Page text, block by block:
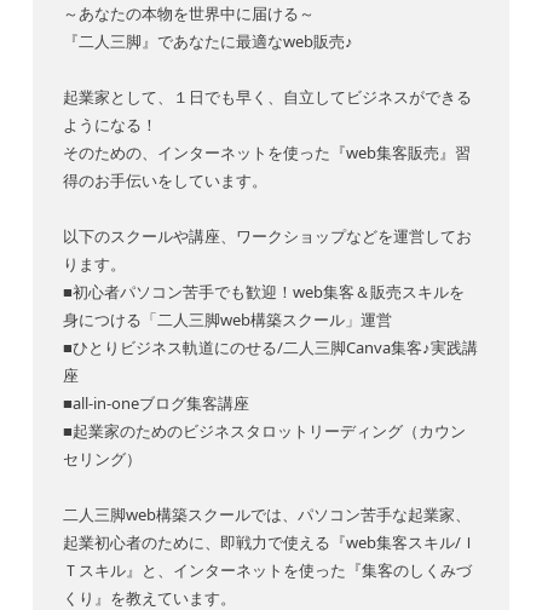
～あなたの本物を世界中に届ける～
『二人三脚』であなたに最適なweb販売♪
起業家として、１日でも早く、自立してビジネスができる
ようになる！
そのための、インターネットを使った『web集客販売』習
得のお手伝いをしています。
以下のスクールや講座、ワークショップなどを運営してお
ります。
■初心者パソコン苦手でも歓迎！web集客＆販売スキルを
身につける「二人三脚web構築スクール」運営
■ひとりビジネス軌道にのせる/二人三脚Canva集客♪実践講
座
■all-in-oneブログ集客講座
■起業家のためのビジネスタロットリーディング（カウン
セリング）
二人三脚web構築スクールでは、パソコン苦手な起業家、
起業初心者のために、即戦力で使える『web集客スキル/Ｉ
Ｔスキル』と、インターネットを使った『集客のしくみづ
くり』を教えています。